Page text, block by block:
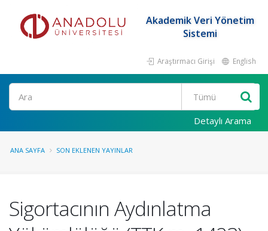
Akademik Veri Yönetim
Sistemi
Araştırmacı Girişi English
Ara
Detaylı Arama
ANA SAYFA SON EKLENEN YAYINLAR
Sigortacının Aydınlatma